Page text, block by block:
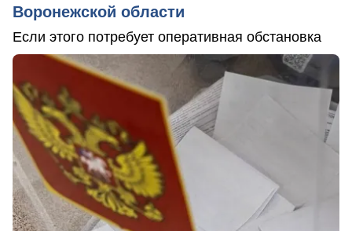
Воронежской области
Если этого потребует оперативная обстановка